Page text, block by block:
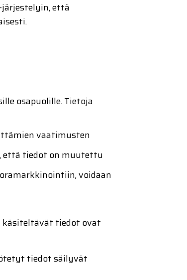
että
osapuolille. Tietoja
vaatimusten
tiedot on muutettu
voidaan
käsiteltävät tiedot ovat
tiedot säilyvät